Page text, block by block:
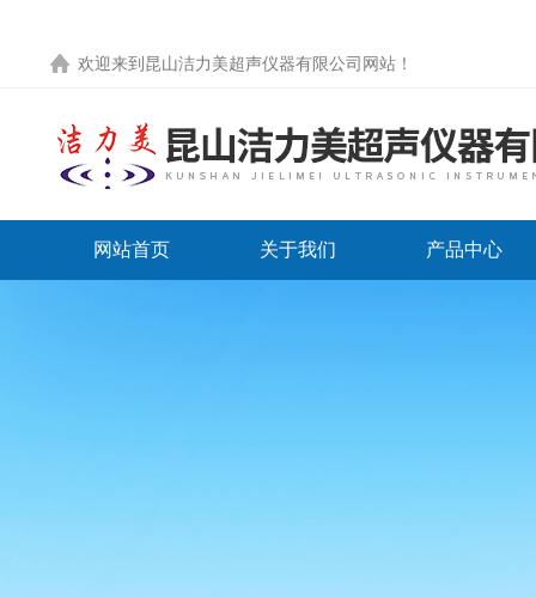
欢迎来到 昆山洁力美超声仪器有限公司网站 ！
网站首页 关于我们 产品中心